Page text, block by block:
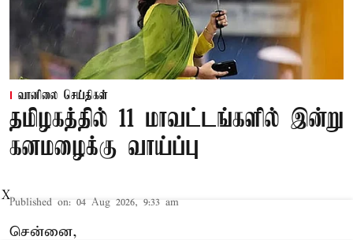
வானிலை செய்திகள்
தமிழகத்தில் 11 மாவட்டங்களில் இன்று
கனமழைக்கு வாய்ப்பு
Published on: 04 Aug 2026, 9:33 am
சென்னை,
X